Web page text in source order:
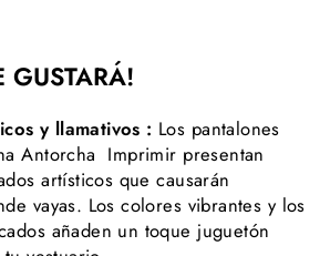
GUSTARÁ!
y llamativos : Los pantalones
Antorcha Imprimir presentan
artísticos que causarán
vayas. Los colores vibrantes y los
añaden un toque juguetón